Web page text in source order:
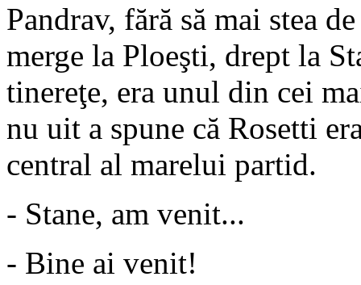
Pandrav, fără să mai stea
merge la Ploeşti, drept la
tinereţe, era unul din cei
nu uit a spune că Rosetti
central al marelui partid.
- Stane, am venit...
- Bine ai venit!